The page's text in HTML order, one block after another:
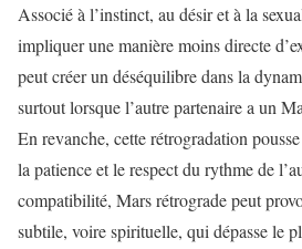
Associé à l’instinct, au désir et à la
impliquer une manière moins directe
peut créer un déséquilibre dans la
surtout lorsque l’autre partenaire a un
En revanche, cette rétrogradation
la patience et le respect du rythme de
compatibilité, Mars rétrograde peut
subtile, voire spirituelle, qui dépasse le